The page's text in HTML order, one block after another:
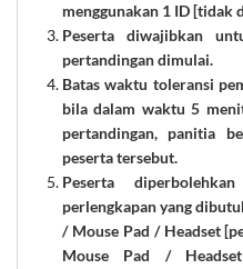
menggunakan 1 ID [tidak
Peserta diwajibkan
pertandingan dimulai.
Batas waktu toleransi
bila dalam waktu 5
pertandingan, panitia
peserta tersebut.
Peserta
perlengkapan yang
/ Mouse Pad / Headset
Mouse Pad /